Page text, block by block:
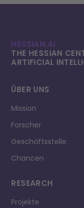
HESSIAN.AI
THE HESSIAN
ARTIFICIAL
ÜBER UNS
Mission
Forscher
Geschäftsstelle
Chancen
RESEARCH
Projekte